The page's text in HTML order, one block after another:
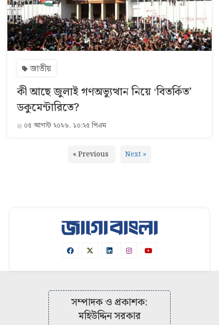
জাতীয়
কী আছে জুলাই গণঅভ্যুত্থান নিয়ে ‘বিতর্কিত’
ডকুমেন্টারিতে?
০৫ আগস্ট ২০২৬, ১০:২৫ পিএম
« Previous Next »
সম্পাদক ও প্রকাশক:
মহিউদ্দিন সরকার